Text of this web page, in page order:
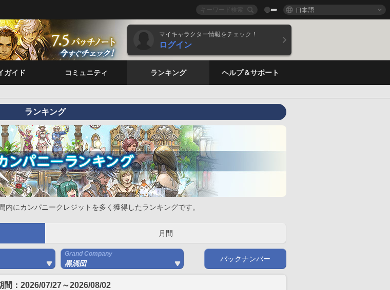
日本語
マイキャラクター情報をチェック！
ログイン
ガイド コミュニティ ランキング ヘルプ＆サポート
ランキング
内にカンパニークレジットを多く獲得したランキングです。
月間
Grand Company
黒渦団
バックナンバー
間：2026/07/27～2026/08/02